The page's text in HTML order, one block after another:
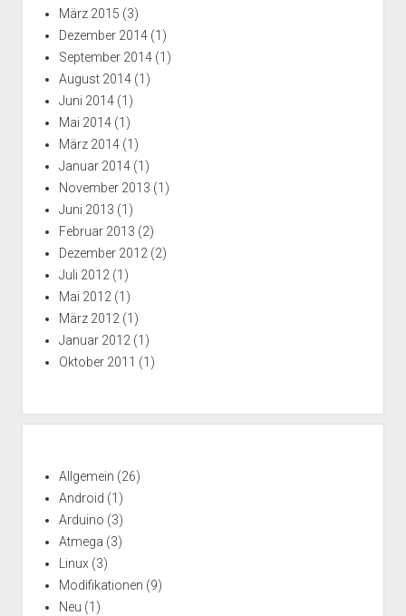
März 2015 (3)
Dezember 2014(1)
September 2014(1)
August 2014(1)
Juni 2014(1)
Mai 2014(1)
März 2014(1)
Januar 2014(1)
November 2013 (1)
Juni 2013 (1)
Februar 2013 (2)
Dezember 2012 (2)
Juli 2012 (1)
Mai 2012 (1)
März 2012 (1)
Januar 2012 (1)
Oktober 2011 (1)
Allgemein (26)
Android (1)
Arduino (3)
Atmega (3)
Linux (3)
Modifikationen (9)
Neu (1)